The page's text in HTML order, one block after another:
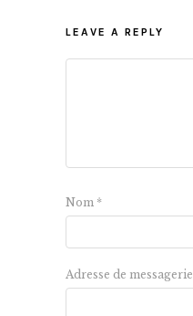
LEAVE A REPLY
Nom *
Adresse de messagerie